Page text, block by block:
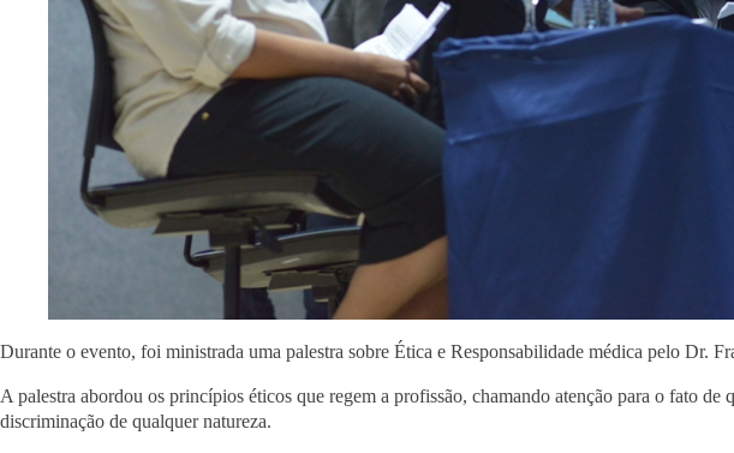
Durante o evento, foi ministrada uma palestra sobre Ética e Responsabilidade médica pelo Dr.
A palestra abordou os princípios éticos que regem a profissão, chamando atenção para o fato
discriminação de qualquer natureza.